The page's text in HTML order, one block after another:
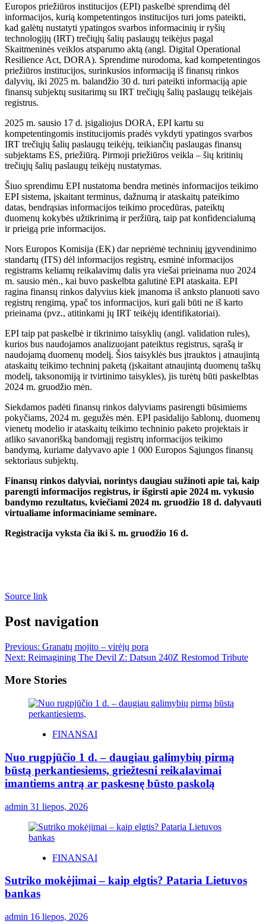
Europos priežiūros institucijos (EPI) paskelbė sprendimą dėl
informacijos, kurią kompetentingos institucijos turi joms pateikti,
kad galėtų nustatyti ypatingos svarbos informacinių ir ryšių
technologijų (IRT) trečiųjų šalių paslaugų teikėjus pagal
Skaitmeninės veiklos atsparumo aktą (angl. Digital Operational
Resilience Act, DORA). Sprendime nurodoma, kad kompetentingos
priežiūros institucijos, surinkusios informaciją iš finansų rinkos
dalyvių, iki 2025 m. balandžio 30 d. turi pateikti informaciją apie
finansų subjektų susitarimų su IRT trečiųjų šalių paslaugų teikėjais
registrus.
2025 m. sausio 17 d. įsigaliojus DORA, EPI kartu su
kompetentingomis institucijomis pradės vykdyti ypatingos svarbos
IRT trečiųjų šalių paslaugų teikėjų, teikiančių paslaugas finansų
subjektams ES, priežiūrą. Pirmoji priežiūros veikla – šių kritinių
trečiųjų šalių paslaugų teikėjų nustatymas.
Šiuo sprendimu EPI nustatoma bendra metinės informacijos teikimo
EPI sistema, įskaitant terminus, dažnumą ir ataskaitų pateikimo
datas, bendrąsias informacijos teikimo procedūras, pateiktų
duomenų kokybės užtikrinimą ir peržiūrą, taip pat konfidencialumą
ir prieigą prie informacijos.
Nors Europos Komisija (EK) dar nepriėmė techninių įgyvendinimo
standartų (ITS) dėl informacijos registrų, esminė informacijos
registrams keliamų reikalavimų dalis yra viešai prieinama nuo 2024
m. sausio mėn., kai buvo paskelbta galutinė EPI ataskaita. EPI
ragina finansų rinkos dalyvius kiek įmanoma iš anksto planuoti savo
registrų rengimą, ypač tos informacijos, kuri gali būti ne iš karto
prieinama (pvz., atitinkami jų IRT teikėjų identifikatoriai).
EPI taip pat paskelbė ir tikrinimo taisyklių (angl. validation rules),
kurios bus naudojamos analizuojant pateiktus registrus, sąrašą ir
naudojamą duomenų modelį. Šios taisyklės bus įtrauktos į atnaujintą
ataskaitų teikimo techninį paketą (įskaitant atnaujintą duomenų taškų
modelį, taksonomiją ir tvirtinimo taisykles), jis turėtų būti paskelbtas
2024 m. gruodžio mėn.
Siekdamos padėti finansų rinkos dalyviams pasirengti būsimiems
pokyčiams, 2024 m. gegužės mėn. EPI pasidalijo šablonų, duomenų
vienetų modelio ir ataskaitų teikimo techninio paketo projektais ir
atliko savanorišką bandomąjį registrų informacijos teikimo
bandymą, kuriame dalyvavo apie 1 000 Europos Sąjungos finansų
sektoriaus subjektų.
Finansų rinkos dalyviai, norintys daugiau sužinoti apie tai, kaip
parengti informacijos registrus, ir išgirsti apie 2024 m. vykusio
bandymo rezultatus, kviečiami 2024 m. gruodžio 18 d. dalyvauti
virtualiame informaciniame seminare.
Registracija vyksta čia iki š. m. gruodžio 16 d.
Source link
Post navigation
Previous: Granatų mojito – virėjų pora
Next: Reimagining The Devil Z: Datsun 240Z Restomod Tribute
More Stories
FINANSAI
Nuo rugpjūčio 1 d. – daugiau galimybių pirmą
būstą perkantiesiems, griežtesni reikalavimai
imantiems antrą ar paskesnę būsto paskolą
admin 31 liepos, 2026
FINANSAI
Sutriko mokėjimai – kaip elgtis? Pataria Lietuvos
bankas
admin 16 liepos, 2026